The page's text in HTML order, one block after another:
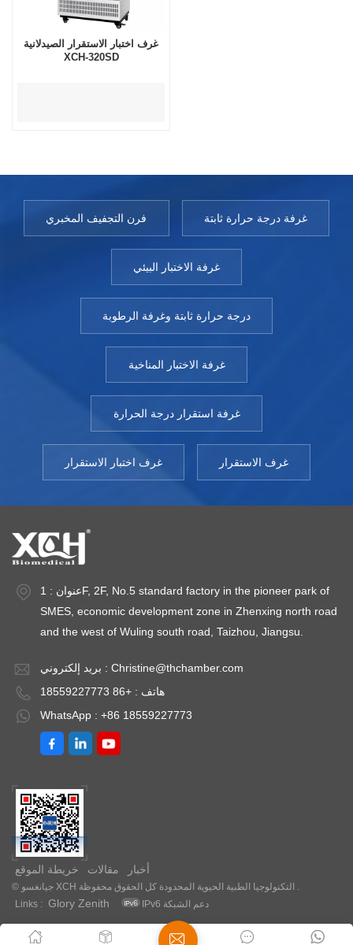
غرف اختبار الاستقرار الصيدلانية
XCH-320SD
فرن التجفيف المخبري غرفة درجة حرارة ثابتة
غرفة الاختبار البيئي
درجة حرارة ثابتة وغرفة الرطوبة
غرفة الاختبار المناخية
غرفة استقرار درجة الحرارة
غرف اختبار الاستقرار غرف الاستقرار
عنوان : 1F, 2F, No.5 standard factory in the pioneer park of
SMES, economic development zone in Zhenxing north road
and the west of Wuling south road, Taizhou, Jiangsu.
بريد إلكتروني : Christine@thchamber.com
هاتف : +86 18559227773
WhatsApp : +86 18559227773
خريطة الموقع مقالات أخبار
Links :
Glory Zenith IPv6 دعم الشبكة